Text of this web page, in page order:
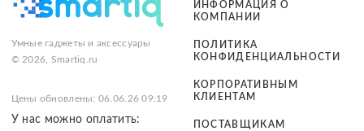
Умные гаджеты и аксессуары
© 2026, Smartiq.ru
Цены обновлены: 06.06.26 09:19
У нас можно оплатить:
ИНФОРМАЦИЯ О
КОМПАНИИ
ПОЛИТИКА
КОНФИДЕНЦИАЛЬНОСТИ
КОРПОРАТИВНЫМ
КЛИЕНТАМ
ПОСТАВЩИКАМ